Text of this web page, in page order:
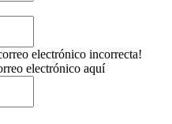
electrónico incorrecta!
electrónico aquí